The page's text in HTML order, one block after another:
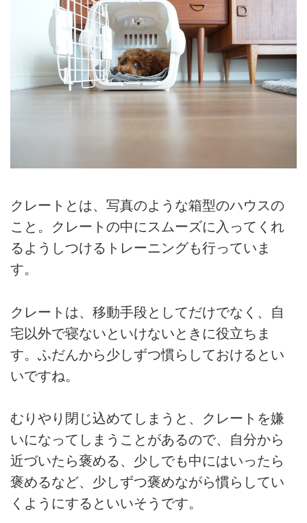
クレートとは、写真のような箱型のハウスの
こと。クレートの中にスムーズに入ってくれ
るようしつけるトレーニングも行っていま
す。
クレートは、移動手段としてだけでなく、自
宅以外で寝ないといけないときに役立ちま
す。ふだんから少しずつ慣らしておけるとい
いですね。
むりやり閉じ込めてしまうと、クレートを嫌
いになってしまうことがあるので、自分から
近づいたら褒める、少しでも中にはいったら
褒めるなど、少しずつ褒めながら慣らしてい
くようにするといいそうです。